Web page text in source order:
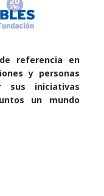
referencia en
y personas
sus iniciativas
un mundo